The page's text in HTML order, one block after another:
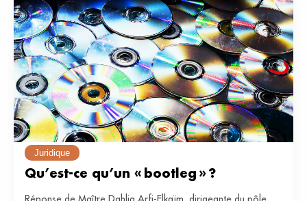
Juridique
Qu’est-ce qu’un « bootleg » ?